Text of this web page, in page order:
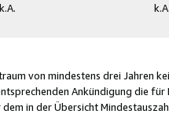
k.A.
von mindestens drei Jahren
Ankündigung die
in der Übersicht